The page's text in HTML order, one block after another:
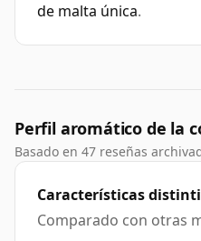
de malta única.
Perfil aromático de la
Basado en 47 reseñas
Características
Comparado con otras